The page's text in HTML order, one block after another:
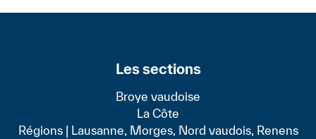
Les sections
Broye vaudoise
La Côte
Régions | Lausanne, Morges, Nord vaudois, Renens